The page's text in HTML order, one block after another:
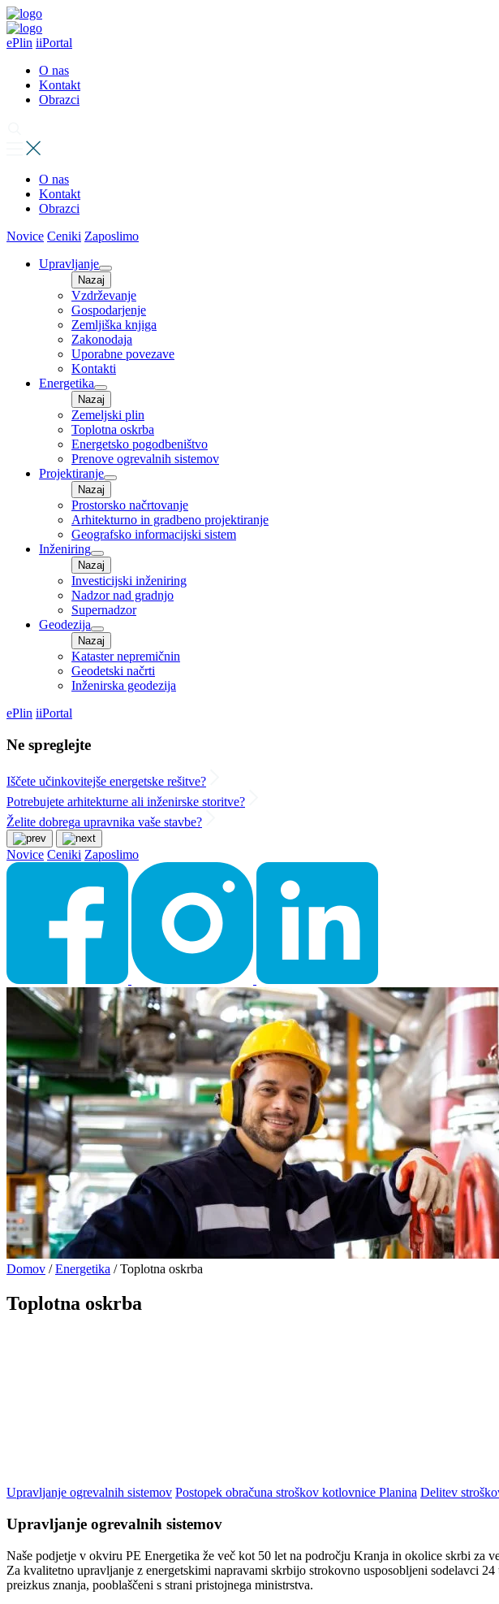
ePlin iiPortal
O nas
Kontakt
Obrazci
O nas
Kontakt
Obrazci
Novice Ceniki Zaposlimo
Upravljanje
Nazaj
Vzdrževanje
Gospodarjenje
Zemljiška knjiga
Zakonodaja
Uporabne povezave
Kontakti
Energetika
Nazaj
Zemeljski plin
Toplotna oskrba
Energetsko pogodbeništvo
Prenove ogrevalnih sistemov
Projektiranje
Nazaj
Prostorsko načrtovanje
Arhitekturno in gradbeno projektiranje
Geografsko informacijski sistem
Inženiring
Nazaj
Investicijski inženiring
Nadzor nad gradnjo
Supernadzor
Geodezija
Nazaj
Kataster nepremičnin
Geodetski načrti
Inženirska geodezija
ePlin iiPortal
Ne spreglejte
Iščete učinkovitejše energetske rešitve?
Potrebujete arhitekturne ali inženirske storitve?
Želite dobrega upravnika vaše stavbe?
Novice Ceniki Zaposlimo
Domov / Energetika / Toplotna oskrba
Toplotna oskrba
Upravljanje ogrevalnih sistemov Postopek obračuna stroškov kotlovnice Planina Delitev
Upravljanje ogrevalnih sistemov
Naše podjetje v okviru PE Energetika že več kot 50 let na področju Kranja in okolice skrbi za
Za kvalitetno upravljanje z energetskimi napravami skrbijo strokovno usposobljeni sodelavci
preizkus znanja, pooblaščeni s strani pristojnega ministrstva.